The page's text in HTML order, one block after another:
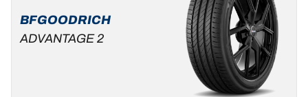
BFGOODRICH
ADVANTAGE 2